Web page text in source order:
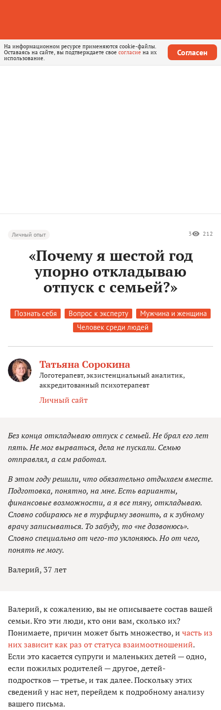
На информационном ресурсе применяются cookie-файлы.
Оставаясь на сайте, вы подтверждаете свое согласие на их
использование.
Согласен
Личный опыт 3 212
«Почему я шестой год
упорно откладываю
отпуск с семьей?»
Познать себя Вопрос к эксперту
Мужчина и женщина
Человек среди людей
Татьяна Сорокина
Логотерапевт, экзистенциальный аналитик,
аккредитованный психотерапевт
Личный сайт
Без конца откладываю отпуск с семьей. Не брал его лет
пять. Не мог вырваться, дела не пускали. Семью
отправлял, а сам работал.
В этом году решили, что обязательно отдыхаем вместе.
Подготовка, понятно, на мне. Есть варианты,
финансовые возможности, а я все тяну, откладываю.
Словно собираюсь не в турфирму звонить, а к зубному
врачу записываться. То забуду, то «не дозвонюсь».
Словно специально от чего-то уклоняюсь. Но от чего,
понять не могу.
Валерий, 37 лет
Валерий, к сожалению, вы не описываете состав вашей
семьи. Кто эти люди, кто они вам, сколько их?
Понимаете, причин может быть множество, и часть из
них зависит как раз от статуса взаимоотношений.
Если это касается супруги и маленьких детей — одно,
если пожилых родителей — другое, детей-
подростков — третье, и так далее. Поскольку этих
сведений у нас нет, перейдем к подробному анализу
вашего письма.